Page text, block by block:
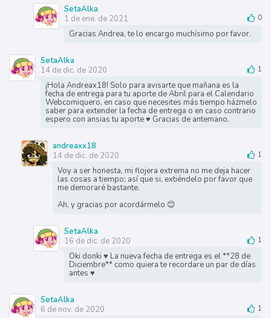
SetaAlka
1 de ene. de 2021
0
Gracias Andrea, te lo encargo muchísimo por favor.
SetaAlka
14 de dic. de 2020
1
¡Hola Andreax18! Solo para avisarte que mañana es la
fecha de entrega para tu aporte de Abril para el Calendario
Webcomiquero, en caso que necesites más tiempo házmelo
saber para extender la fecha de entrega o en caso contrario
espero con ansias tu aporte ♥ Gracias de antemano.
andreaxx18
14 de dic. de 2020
1
Voy a ser honesta, mi flojera extrema no me deja hacer
las cosas a tiempo; así que si, extiéndelo por favor que
me demoraré bastante.
Ah, y gracias por acordármelo 😊
SetaAlka
16 de dic. de 2020
1
Oki donki ♥ La nueva fecha de entrega es el **28 de
Diciembre** como quiera te recordare un par de días
antes ♥
SetaAlka
6 de nov. de 2020
1